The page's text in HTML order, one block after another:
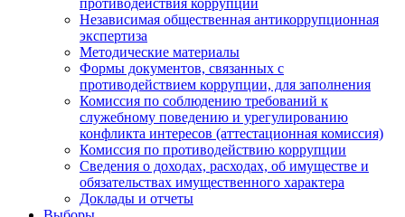
противодействия коррупции
Независимая общественная антикоррупционная
экспертиза
Методические материалы
Формы документов, связанных с
противодействием коррупции, для заполнения
Комиссия по соблюдению требований к
служебному поведению и урегулированию
конфликта интересов (аттестационная комиссия)
Комиссия по противодействию коррупции
Сведения о доходах, расходах, об имуществе и
обязательствах имущественного характера
Доклады и отчеты